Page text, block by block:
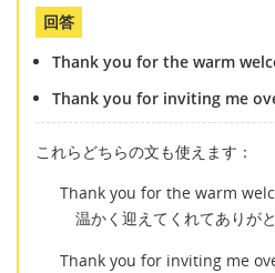
回答
Thank you for the warm
Thank you for inviting me
これらどちらの文も使えます：
Thank you for the warm
温かく迎えてくれてありがと
Thank you for inviting me